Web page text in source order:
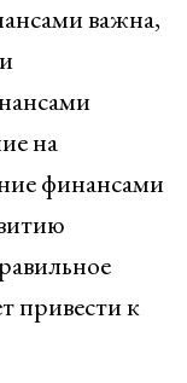
важна,
на
финансами
привести к